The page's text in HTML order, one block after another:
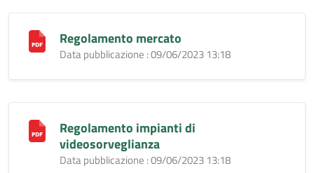
Regolamento mercato
Data pubblicazione : 09/06/2023 13:18
Regolamento impianti di
videosorveglianza
Data pubblicazione : 09/06/2023 13:18